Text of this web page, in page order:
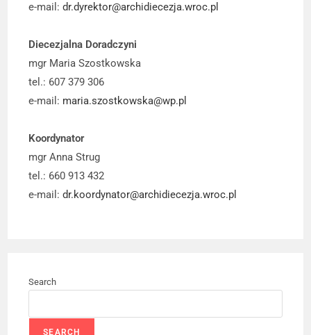
e-mail: dr.dyrektor@archidiecezja.wroc.pl
Diecezjalna Doradczyni
mgr Maria Szostkowska
tel.: 607 379 306
e-mail: maria.szostkowska@wp.pl
Koordynator
mgr Anna Strug
tel.: 660 913 432
e-mail: dr.koordynator@archidiecezja.wroc.pl
Search
SEARCH